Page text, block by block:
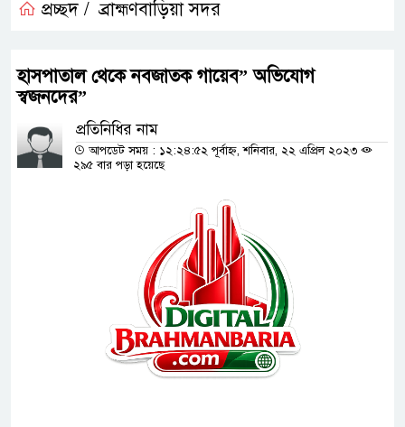
প্রচ্ছদ / ব্রাহ্মণবাড়িয়া সদর
হাসপাতাল থেকে নবজাতক গায়েব” অভিযোগ
স্বজনদের”
প্রতিনিধির নাম
আপডেট সময় : ১২:২৪:৫২ পূর্বাহ্ন, শনিবার, ২২ এপ্রিল ২০২৩
২৯৫ বার পড়া হয়েছে